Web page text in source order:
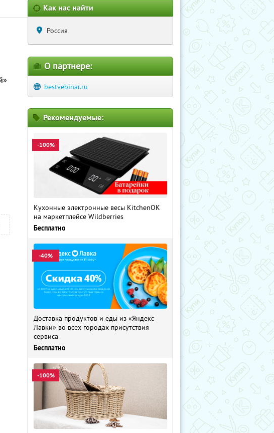
Как нас найти
Россия
О партнере:
bestvebinar.ru
Рекомендуемые:
-100%
Кухонные электронные весы KitchenOK
на маркетплейсе Wildberries
Бесплатно
-40%
Доставка продуктов и еды из «Яндекс
Лавки» во всех городах присутствия
сервиса
Бесплатно
-100%